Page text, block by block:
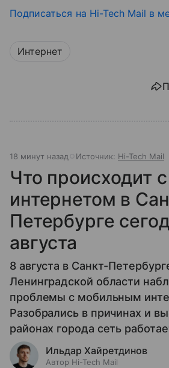
Подписаться на Hi-Tech Mail в
Интернет
18 минут назад Источник: Hi-Tech Mail
Что происходит с
интернетом в
Петербурге
августа
8 августа в Санкт-
Ленинградской области
проблемы с мобильным
Разобрались в причинах и
районах города сеть
Ильдар Хайретдинов
Автор Hi-Tech Mail